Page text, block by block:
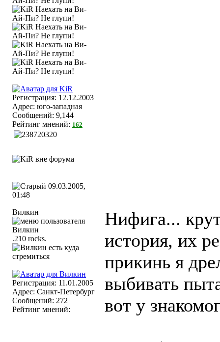
Регистрация: 12.12.2003
Адрес: юго-западная
Сообщений: 9,144
Рейтинг мнений: 162
09.03.2005,
01:48
Вилкин
.210 rocks.
Регистрация: 11.01.2005
Адрес: Санкт-Петербург
Сообщений: 272
Рейтинг мнений:
Нифига...
история, их
прикинь я
выбивать
вот у